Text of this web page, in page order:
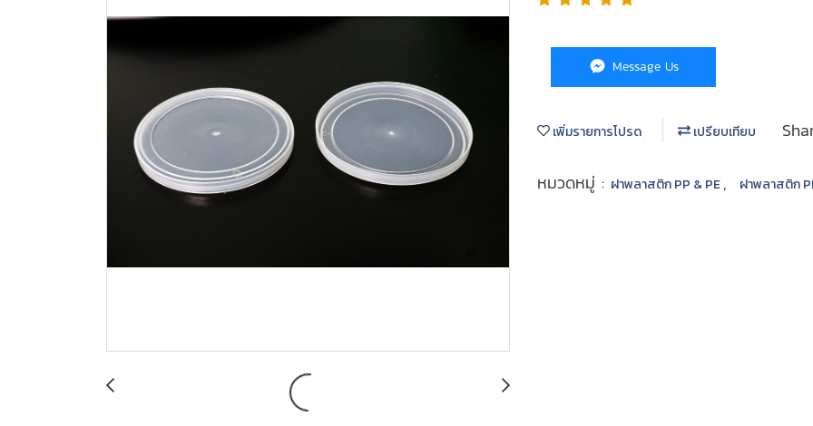
Message Us
เพิ่มรายการโปรด เปรียบเทียบ
หมวดหมู่ : ฝาพลาสติก PP & PE, ฝาพลาสติก